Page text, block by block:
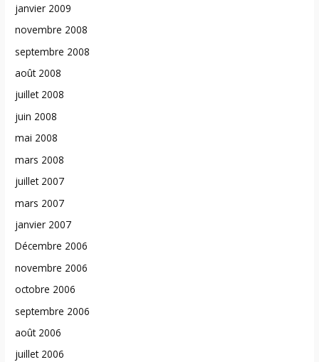
janvier 2009
novembre 2008
septembre 2008
août 2008
juillet 2008
juin 2008
mai 2008
mars 2008
juillet 2007
mars 2007
janvier 2007
Décembre 2006
novembre 2006
octobre 2006
septembre 2006
août 2006
juillet 2006